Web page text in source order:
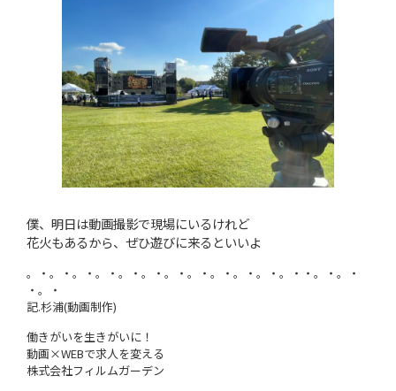
僕、明日は動画撮影で現場にいるけれど
花火もあるから、ぜひ遊びに来るといいよ
。・。・。・。・。・。・。・。・。・。・。・。・・。・。・
・。・
記.杉浦(動画制作)
働きがいを生きがいに！
動画×WEBで求人を変える
株式会社フィルムガーデン